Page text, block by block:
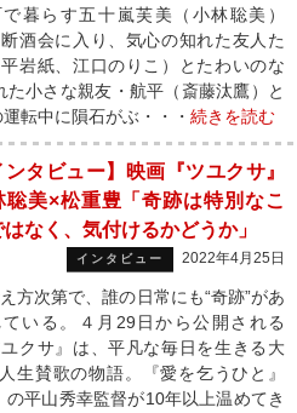
暮らす五十嵐芙美（小林聡美）
酒会に入り、気心の知れた友人た
岩紙、江口のりこ）とたわいのな
小さな親友・航平（斎藤汰鷹）と
転中に隕石がぶ・・・ 続きを読む
ンタビュー】映画『ツユクサ』
聡美×松重豊「奇跡は特別なこ
はなく、気付けるかどうか」
インタビュー 2022年4月25日
方次第で、誰の日常にも“奇跡”があ
いる。４月29日から公開される
ユクサ』は、平凡な毎日を生きる大
生賛歌の物語。『愛を乞うひと』
の平山秀幸監督が10年以上温めてき